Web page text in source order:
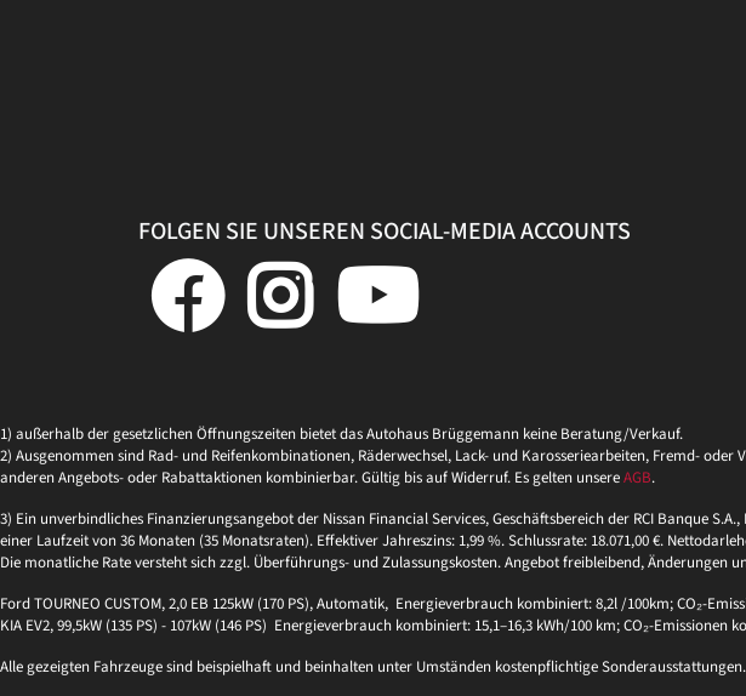
FOLGEN SIE UNSEREN SOCIAL-MEDIA ACCOUNTS
1) außerhalb der gesetzlichen Öffnungszeiten bietet das Autohaus Brüggemann keine Beratung/Verkauf.
2) Ausgenommen sind Rad- und Reifenkombinationen, Räderwechsel, Lack- und Karosseriearbeiten, Fremd-
anderen Angebots- oder Rabattaktionen kombinierbar. Gültig bis auf Widerruf. Es gelten unsereAGB.
3) Ein unverbindliches Finanzierungsangebot der Nissan Financial Services, Geschäftsbereich der RCI Banque
einer Laufzeit von 36 Monaten (35 Monatsraten). Effektiver Jahreszins: 1,99 %. Schlussrate: 18.071,00 €.
Die monatliche Rate versteht sich zzgl. Überführungs- und Zulassungskosten. Angebot freibleibend, Änderungen
Ford TOURNEO CUSTOM, 2,0 EB 125kW (170 PS), Automatik, Energieverbrauch kombiniert: 8,2l /100km; CO₂-
KIA EV2, 99,5kW (135 PS) - 107kW (146 PS) Energieverbrauch kombiniert: 15,1–16,3 kWh/100 km; CO₂-Emissionen
Alle gezeigten Fahrzeuge sind beispielhaft und beinhalten unter Umständen kostenpflichtige Sonderausstattungen.